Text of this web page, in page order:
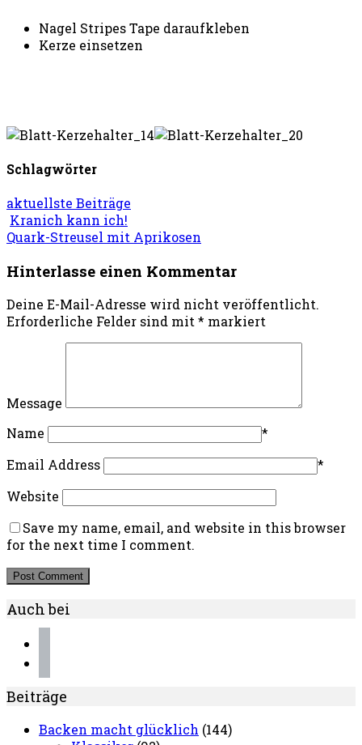
Nagel Stripes Tape daraufkleben
Kerze einsetzen
Schlagwörter
aktuellste Beiträge
Kranich kann ich!
Quark-Streusel mit Aprikosen
Hinterlasse einen Kommentar
Deine E-Mail-Adresse wird nicht veröffentlicht.
Erforderliche Felder sind mit* markiert
Message
Name
*
Email Address
*
Website
Save my name, email, and website in this browser
for the next time I comment.
Auch bei
Beiträge
Backen macht glücklich (144)